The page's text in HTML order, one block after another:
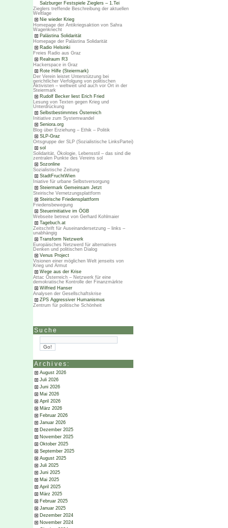
Salzburger Festspiele Zieglers – 1.Tei
Zieglers treffende Beschreibung der aktuellen
Weltlage
Nie wieder Krieg
Homepage der Antikriegsaktion von Sahra
Wagenknecht
Palästina Solidarität
Homepage der Palästina Solidarität
Radio Helsinki
Freies Radio aus Graz
Realraum R3
Hackerspace in Graz
Rote Hilfe (Steiermark)
Der Verein leistet Unterstützung bei
gerichtlicher Verfolgung von politischen
Aktivisten – weltweit und auch vor Ort in der
Steiermark
Rudolf Becker liest Erich Fried
Lesung von Texten gegen Krieg und
Unterdrückung
Selbstbestimmtes Österreich
Initiative zum Systemwandel
Seniora.org
Blog über Erziehung – Ethik – Politik
SLP-Graz
Ortsgruppe der SLP (Sozialistische LinksPartei)
sol
Solidarität, Ökologie, Lebensstil – das sind die
zentralen Punkte des Vereins sol
Sozonline
Sozialistische Zeitung
StadtFruchtWien
Iniative für urbane Selbstversorgung
Steiermark Gemeinsam Jetzt
Steirische Vernetzungsplattform
Steirische Friedensplattform
Friedensbewegung
Steuerinitiative im ÖGB
Webseite betreut von Gerhard Kohlmaier
Tagebuch.at
Zeitschrift für Auseinandersetzung – links –
unabhängig
Transform Netzwerk
Europäisches Netzwerd für alternatives
Denken und politischen Dialog
Venus Project
Visionen einer möglichen Welt jenseits von
Krieg und Armut
Wege aus der Krise
Attac Österreich – Netzwerk für eine
demokratische Kontrolle der Finanzmärkte
Wilfried Hanser
Analysen der Gesellschaftskrise
ZPS Aggressiver Humanismus
Zentrum für politische Schönheit
Suche
Archives:
August 2026
Juli 2026
Juni 2026
Mai 2026
April 2026
März 2026
Februar 2026
Januar 2026
Dezember 2025
November 2025
Oktober 2025
September 2025
August 2025
Juli 2025
Juni 2025
Mai 2025
April 2025
März 2025
Februar 2025
Januar 2025
Dezember 2024
November 2024